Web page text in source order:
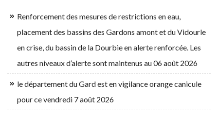
Renforcement des mesures de restrictions en eau,
placement des bassins des Gardons amont et du Vidourle
en crise, du bassin de la Dourbie en alerte renforcée. Les
autres niveaux d’alerte sont maintenus au 06 août 2026
le département du Gard est en vigilance orange canicule
pour ce vendredi 7 août 2026